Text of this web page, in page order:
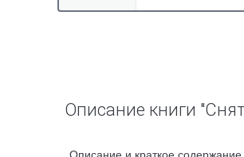
Описание книги